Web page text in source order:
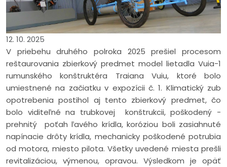
12. 10. 2025
V priebehu druhého polroka 2025 prešiel procesom
reštaurovania zbierkový predmet model lietadla Vuia-1
rumunského konštruktéra Traiana Vuiu, ktoré bolo
umiestnené na začiatku v expozícii č. 1. Klimatický zub
opotrebenia postihol aj tento zbierkový predmet, čo
bolo viditeľné na trubkovej konštrukcii, poškodený -
prehnitý poťah ľavého krídla, koróziou boli zasiahnuté
napínacie drôty krídla, mechanicky poškodené potrubia
od motora, miesto pilota. Všetky uvedené miesta prešli
revitalizáciou, výmenou, opravou. Výsledkom je opäť